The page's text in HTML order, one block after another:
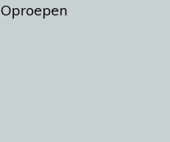
Oproepen